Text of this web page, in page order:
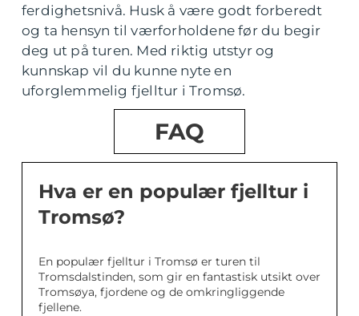
ferdighetsnivå. Husk å være godt forberedt
og ta hensyn til værforholdene før du begir
deg ut på turen. Med riktig utstyr og
kunnskap vil du kunne nyte en
uforglemmelig fjelltur i Tromsø.
FAQ
Hva er en populær fjelltur i
Tromsø?
En populær fjelltur i Tromsø er turen til
Tromsdalstinden, som gir en fantastisk utsikt over
Tromsøya, fjordene og de omkringliggende
fjellene.